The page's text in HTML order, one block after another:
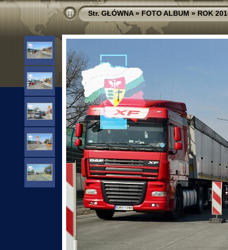
Str. GŁÓWNA»FOTO ALBUM»ROK